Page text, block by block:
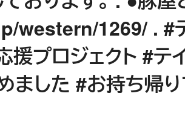
1269/ . #
プロジェクト #テ
ました #お持ち帰